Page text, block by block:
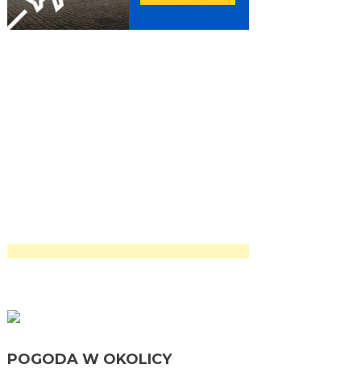
POGODA W OKOLICY